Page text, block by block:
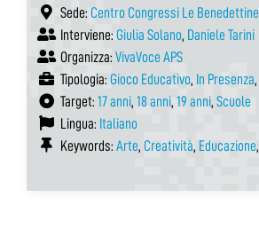
Sede: Centro Congressi Le Benedettine
Interviene: Giulia Solano, Daniele Tarini
Organizza: VivaVoce APS
Tipologia: Gioco Educativo, In Presenza,
Target: 17 anni, 18 anni, 19 anni, Scuole
Lingua: Italiano
Keywords: Arte, Creatività, Educazione,